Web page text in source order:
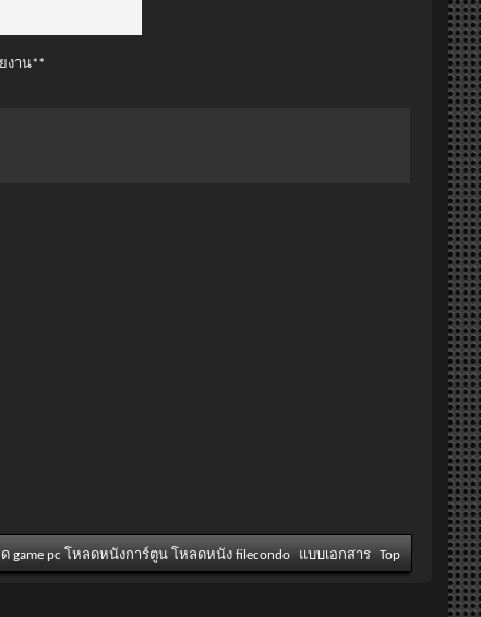
งาน**
game pc โหลดหนังการ์ตูน โหลดหนัง filecondo แบบเอกสาร Top